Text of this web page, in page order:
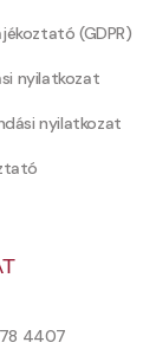
(GDPR)
nyilatkozat
nyilatkozat
4407